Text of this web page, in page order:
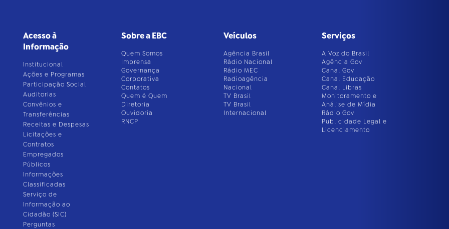
Acesso à
Informação
Institucional
Ações e Programas
Participação Social
Auditorias
Convênios e
Transferências
Receitas e Despesas
Licitações e
Contratos
Empregados
Públicos
Informações
Classificadas
Serviço de
Informação ao
Cidadão (SIC)
Perguntas
Sobre a EBC
Quem Somos
Imprensa
Governança
Corporativa
Contatos
Quem é Quem
Diretoria
Ouvidoria
RNCP
Veículos
Agência Brasil
Rádio Nacional
Rádio MEC
Radioagência
Nacional
TV Brasil
TV Brasil
Internacional
Serviços
A Voz do Brasil
Agência Gov
Canal Gov
Canal Educação
Canal Libras
Monitoramento e
Análise de Mídia
Rádio Gov
Publicidade Legal e
Licenciamento